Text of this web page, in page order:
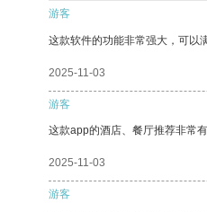
游客
这款软件的功能非常强大，可以
2025-11-03
游客
这款app的酒店、餐厅推荐非常
2025-11-03
游客